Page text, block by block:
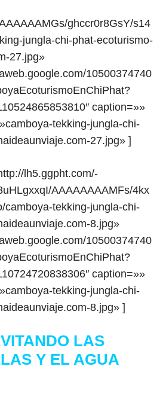
ghccr0r8GsY/s14
jungla-chi-phat-ecoturismo-
27.jpg»
10500374740
caption=»»
tekking-jungla-chi-
27.jpg» ]
lh5.ggpht.com/-
AAAAAAAAMFs/4kx
camboya-tekking-jungla-chi-
8.jpg»
10500374740
caption=»»
tekking-jungla-chi-
8.jpg» ]
LAS
Y EL AGUA